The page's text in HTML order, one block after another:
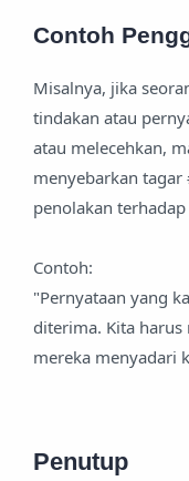
Contoh
Misalnya, jika
tindakan atau
atau melecehkan,
menyebarkan tagar
penolakan
Contoh:
"Pernyataan yang
diterima. Kita harus
mereka menyadari
Penutup